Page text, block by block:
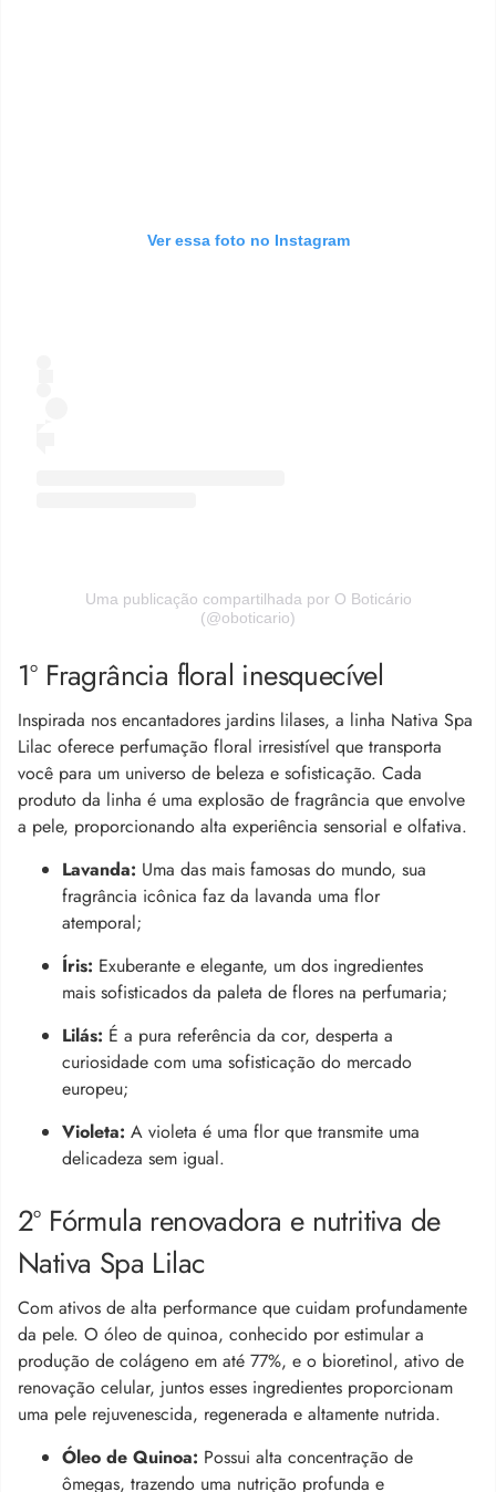
Ver essa foto no Instagram
Uma publicação compartilhada por O Boticário
(@oboticario)
1º Fragrância floral inesquecível
Inspirada nos encantadores jardins lilases, a linha Nativa Spa
Lilac oferece perfumação floral irresistível que transporta
você para um universo de beleza e sofisticação. Cada
produto da linha é uma explosão de fragrância que envolve
a pele, proporcionando alta experiência sensorial e olfativa.
Lavanda: Uma das mais famosas do mundo, sua
fragrância icônica faz da lavanda uma flor
atemporal;
Íris: Exuberante e elegante, um dos ingredientes
mais sofisticados da paleta de flores na perfumaria;
Lilás: É a pura referência da cor, desperta a
curiosidade com uma sofisticação do mercado
europeu;
Violeta: A violeta é uma flor que transmite uma
delicadeza sem igual.
2º Fórmula renovadora e nutritiva de
Nativa Spa Lilac
Com ativos de alta performance que cuidam profundamente
da pele. O óleo de quinoa, conhecido por estimular a
produção de colágeno em até 77%, e o bioretinol, ativo de
renovação celular, juntos esses ingredientes proporcionam
uma pele rejuvenescida, regenerada e altamente nutrida.
Óleo de Quinoa: Possui alta concentração de
ômegas, trazendo uma nutrição profunda e